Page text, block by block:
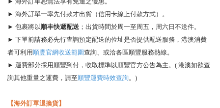
► 海外訂單一率先付款才出貨（信用卡線上付款方式）。
► 包裹將以順丰快遞配送 ；出貨時間於周一至周五，周六日不送件。
► 下單前請務必先行查詢預定配送的位址是否提供配送服務，港澳消費
者可利用 順豐官網收送範圍查詢、或洽各區順豐服務熱線。
► 運費部分採用順豐到付，收取標準以順豐官方公告為主。( 港澳如欲查
詢其他重量之運費，請至順豐運費時效查詢。)
【海外訂單退換貨】